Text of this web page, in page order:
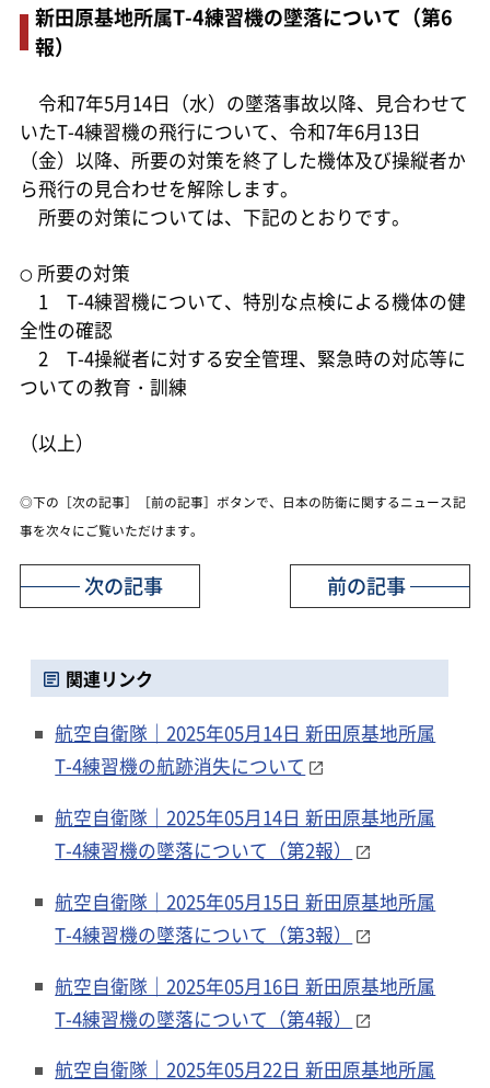
新田原基地所属T-4練習機の墜落について（第6
報）
令和7年5月14日（水）の墜落事故以降、見合わせて
いたT-4練習機の飛行について、令和7年6月13日
（金）以降、所要の対策を終了した機体及び操縦者か
ら飛行の見合わせを解除します。
所要の対策については、下記のとおりです。
〇所要の対策
1 T-4練習機について、特別な点検による機体の健
全性の確認
2 T-4操縦者に対する安全管理、緊急時の対応等に
ついての教育・訓練
（以上）
◎下の［次の記事］［前の記事］ボタンで、日本の防衛に関するニュース記
事を次々にご覧いただけます。
前の記事
次の記事
関連リンク
航空自衛隊｜2025年05月14日 新田原基地所属
T-4練習機の航跡消失について
航空自衛隊｜2025年05月14日 新田原基地所属
T-4練習機の墜落について（第2報）
航空自衛隊｜2025年05月15日 新田原基地所属
T-4練習機の墜落について（第3報）
航空自衛隊｜2025年05月16日 新田原基地所属
T-4練習機の墜落について（第4報）
航空自衛隊｜2025年05月22日 新田原基地所属